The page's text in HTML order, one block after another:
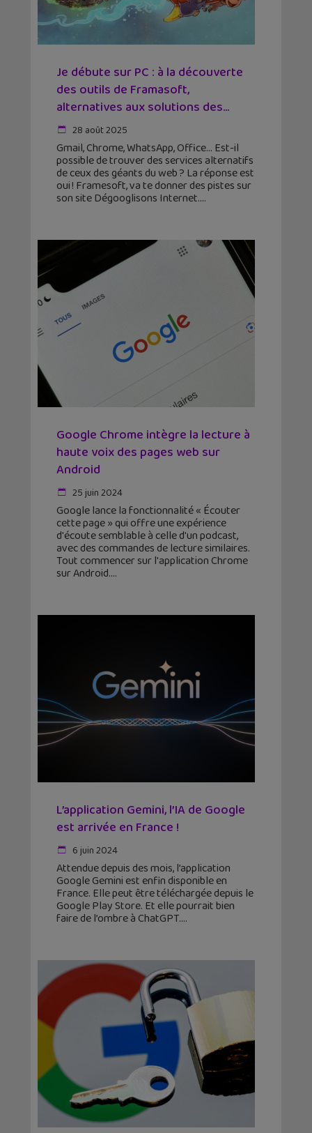
Je débute sur PC : à la découverte
des outils de Framasoft,
alternatives aux solutions des...
28 août 2025
Gmail, Chrome, WhatsApp, Office… Est-il
possible de trouver des services alternatifs
de ceux des géants du web ? La réponse est
oui ! Framesoft, va te donner des pistes sur
son site Dégooglisons Internet.
Google Chrome intègre la lecture à
haute voix des pages web sur
Android
25 juin 2024
Google lance la fonctionnalité « Écouter
cette page » qui offre une expérience
d'écoute semblable à celle d'un podcast,
avec des commandes de lecture similaires.
Tout commencer sur l'application Chrome
sur Android.
L’application Gemini, l’IA de Google
est arrivée en France !
6 juin 2024
Attendue depuis des mois, l’application
Google Gemini est enfin disponible en
France. Elle peut être téléchargée depuis le
Google Play Store. Et elle pourrait bien
faire de l’ombre à ChatGPT.